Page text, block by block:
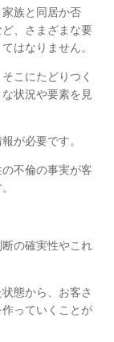
族と同居か否
、さまざまな要
はなりません。
そこにたどりつく
状況や要素を見
が必要です。
不倫の事実が客
の確実性やこれ
態から、 お客さ
っていくことが